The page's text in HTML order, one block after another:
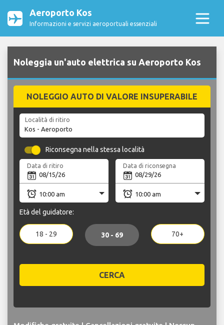
Aeroporto Kos
Informazioni e servizi aeroportuali essenziali
Noleggia un'auto elettrica su Aeroporto Kos
NOLEGGIO AUTO DI VALORE INSUPERABILE
Località di ritiro
Riconsegna nella stessa località
Data di ritiro Data di riconsegna
Età del guidatore:
18 - 29 30 - 69 70+
CERCA